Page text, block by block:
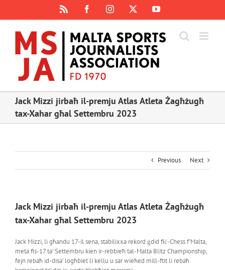
content
FacebookInstagram YouTube
Jack Mizzi jirbaħ il-premju Atlas Atleta Żagħżugħ
tax-Xahar għal Settembru 2023
Previous Next
Jack Mizzi jirbaħ il-premju Atlas Atleta Żagħżugħ
tax-Xahar għal Settembru 2023
Jack Mizzi, li għandu 17-il sena, stabilixxa rekord ġdid fiċ-Chess f’Malta,
meta fis-17 ta’ Settembru kien ir-rebbieħ tal-Malta Blitz Championship,
fejn rebaħ id-disa’ logħbiet li kellu u sar wieħed mill-ftit li rebaħ